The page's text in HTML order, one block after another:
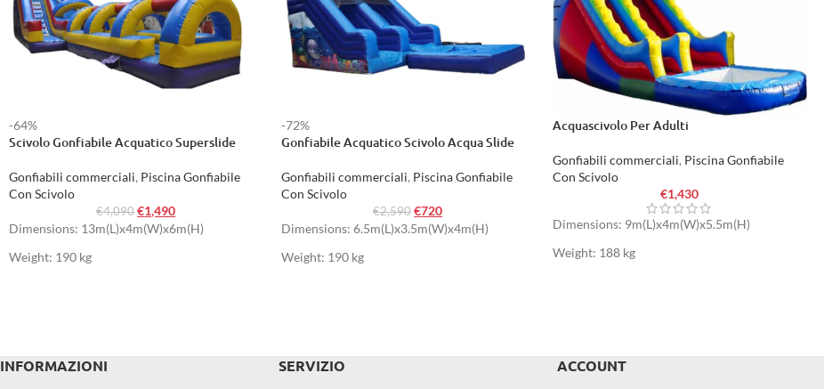
-64%
Scivolo Gonfiabile Acquatico Superslide
Gonfiabili commerciali, Piscina Gonfiabile
Con Scivolo
€4,090 €1,490
Dimensions: 13m(L)x4m(W)x6m(H)
Weight: 190 kg
-72%
Gonfiabile Acquatico Scivolo Acqua Slide
Gonfiabili commerciali, Piscina Gonfiabile
Con Scivolo
€2,590 €720
Dimensions: 6.5m(L)x3.5m(W)x4m(H)
Weight: 190 kg
Acquascivolo Per Adulti
Gonfiabili commerciali, Piscina Gonfiabile
Con Scivolo
€1,430
Dimensions: 9m(L)x4m(W)x5.5m(H)
Weight: 188 kg
INFORMAZIONI SERVIZIO ACCOUNT